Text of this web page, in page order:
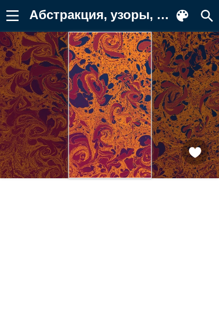
Абстракция, узоры, цвета, арт, фоновое Фотография